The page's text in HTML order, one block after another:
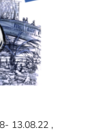
13.08.22 ,